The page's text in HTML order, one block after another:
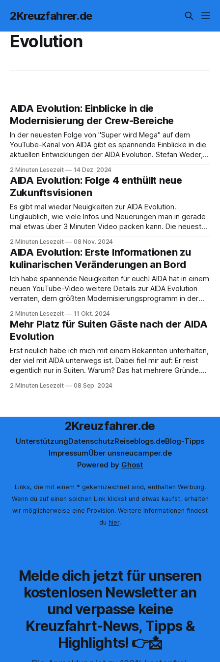
2Kreuzfahrer.de
Evolution
AIDA Evolution: Einblicke in die
Modernisierung der Crew-Bereiche
In der neuesten Folge von "Super wird Mega" auf dem
YouTube-Kanal von AIDA gibt es spannende Einblicke in die
aktuellen Entwicklungen der AIDA Evolution. Stefan Weder,
hinter die Kulissen und zeigt uns, was hinter den Kulissen
passiert.
2 Minuten Lesezeit 14 Dez. 2024
AIDA Evolution: Folge 4 enthüllt neue
Zukunftsvisionen
Es gibt mal wieder Neuigkeiten zur AIDA Evolution.
Unglaublich, wie viele Infos und Neuerungen man in gerade
mal etwas über 3 Minuten Video packen kann. Die neueste
Transformation des Bordlebens, mit einem klaren Fokus auf
Gemütlichkeit, Unterhaltung und Familienfreundlichkeit.
Super wird mega 💋 | Folge
2 Minuten Lesezeit 08 Nov. 2024
AIDA Evolution: Erste Informationen zu
kulinarischen Veränderungen an Bord
Ich habe spannende Neuigkeiten für euch! AIDA hat in einem
neuen YouTube-Video weitere Details zur AIDA Evolution
verraten, dem größten Modernisierungsprogramm in der
René Thiersch und Andreas Fandrich | AIDA EvolutionDas
kann ja lecker werden! Wenn AIDAdiva im März 2025 frisch
modernisiert
2 Minuten Lesezeit 11 Okt. 2024
Mehr Platz für Suiten Gäste nach der AIDA
Evolution
Erst neulich habe ich mich mit einem Bekannten unterhalten,
der viel mit AIDA unterwegs ist. Dabei fiel mir auf: Er reist
eigentlich nur in Suiten. Warum? Das hat mehrere Gründe.
Zum anderen reist er meist mit Frau und Kindern, und
2 Minuten Lesezeit 08 Sep. 2024
2Kreuzfahrer.de
UnterstützungDatenschutzReiseblogs.deBlog-Tipps
ImpressumÜber unsneucamper.de
Powered by Ghost
Links, die mit einem * gekennzeichnet sind, enthalten Werbung.
Wenn du auf einen solchen Link klickst und etwas kaufst, erhalten
wir möglicherweise eine Provision. Weitere Informationen findest
du hier.
Melde dich jetzt für unseren
kostenlosen Newsletter an
und verpasse keine
Kreuzfahrt-News, Tipps &
Highlights! 👉📩